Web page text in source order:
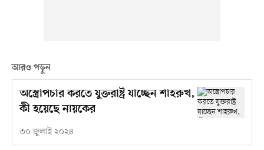
আরও পড়ুন
অস্ত্রোপচার করতে যুক্তরাষ্ট্র যাচ্ছেন শাহরুখ,
কী হয়েছে নায়কের
৩০ জুলাই ২০২৪